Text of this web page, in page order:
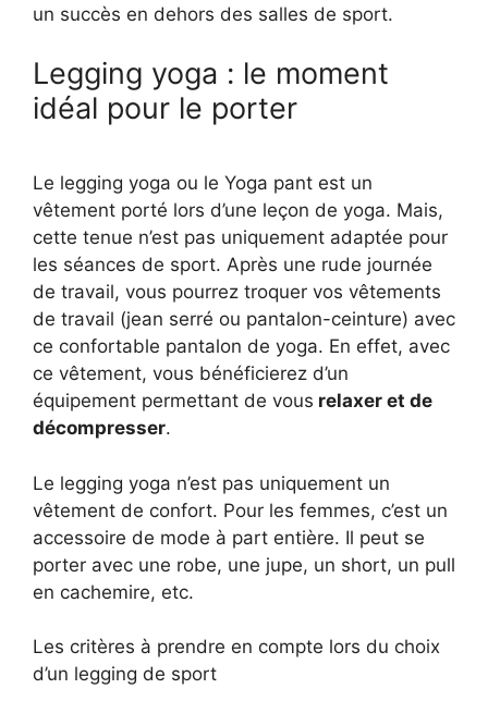
un succès en dehors des salles de sport.
Legging yoga : le moment
idéal pour le porter
Le legging yoga ou le Yoga pant est un
vêtement porté lors d’une leçon de yoga. Mais,
cette tenue n’est pas uniquement adaptée pour
les séances de sport. Après une rude journée
de travail, vous pourrez troquer vos vêtements
de travail (jean serré ou pantalon-ceinture) avec
ce confortable pantalon de yoga. En effet, avec
ce vêtement, vous bénéficierez d’un
équipement permettant de vous relaxer et de
décompresser.
Le legging yoga n’est pas uniquement un
vêtement de confort. Pour les femmes, c’est un
accessoire de mode à part entière. Il peut se
porter avec une robe, une jupe, un short, un pull
en cachemire, etc.
Les critères à prendre en compte lors du choix
d’un legging de sport